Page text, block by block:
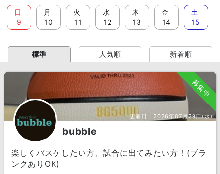
日
9
月
10
火
11
水
12
木
13
金
14
土
15
標準 人気順 新着順
募集中
更新日： 2026年07月29日(水)
bubble
楽しくバスケしたい方、試合に出てみたい方！(ブラ
ンクありOK)